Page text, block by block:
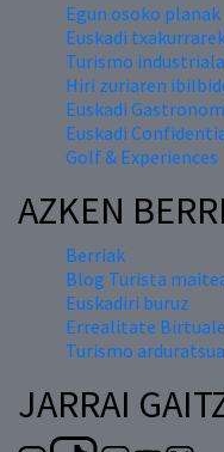
Egun osoko planak
Euskadi
Turismo industriala
Hiri zuriaren
Euskadi
Euskadi
Golf & Experiences
AZKEN
Berriak
Blog Turista
Euskadiri buruz
Errealitate
Turismo arduratsua
JARRAI